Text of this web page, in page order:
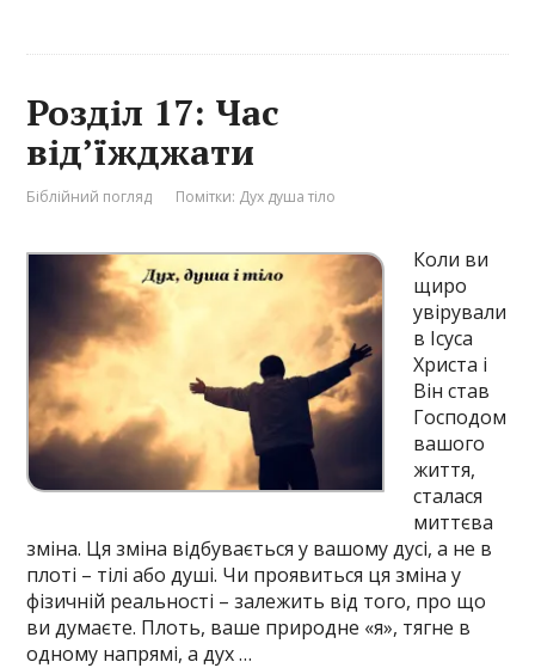
Розділ 17: Час
від’їжджати
Біблійний погляд Помітки: Дух душа тіло
Коли ви
щиро
увірували
в Ісуса
Христа і
Він став
Господом
вашого
життя,
сталася
миттєва
зміна. Ця зміна відбувається у вашому дусі, а не в
плоті – тілі або душі. Чи проявиться ця зміна у
фізичній реальності – залежить від того, про що
ви думаєте. Плоть, ваше природне «я», тягне в
одному напрямі, а дух …